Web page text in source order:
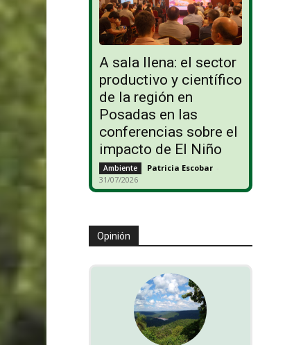
A sala llena: el sector
productivo y científico
de la región en
Posadas en las
conferencias sobre el
impacto de El Niño
Ambiente Patricia Escobar -
31/07/2026
Opinión